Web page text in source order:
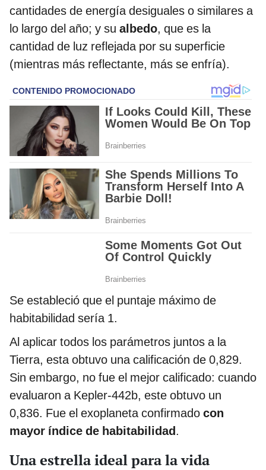
cantidades de energía desiguales o similares a
lo largo del año; y su albedo, que es la
cantidad de luz reflejada por su superficie
(mientras más reflectante, más se enfría).
Se estableció que el puntaje máximo de
habitabilidad sería 1.
Al aplicar todos los parámetros juntos a la
Tierra, esta obtuvo una calificación de 0,829.
Sin embargo, no fue el mejor calificado: cuando
evaluaron a Kepler-442b, este obtuvo un
0,836. Fue el exoplaneta confirmado con
mayor índice de habitabilidad.
Una estrella ideal para la vida